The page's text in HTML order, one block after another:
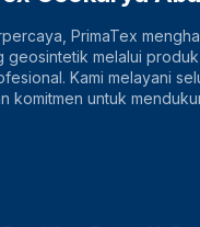
PrimaTex
geosintetik melalui
Kami melayani
komitmen untuk